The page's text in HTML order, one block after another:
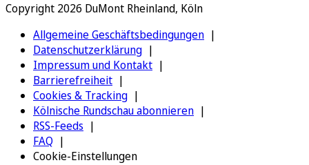
Copyright 2026 DuMont Rheinland, Köln
Allgemeine Geschäftsbedingungen
Datenschutzerklärung
Impressum und Kontakt
Barrierefreiheit
Cookies & Tracking
Kölnische Rundschau abonnieren
RSS-Feeds
FAQ
Cookie-Einstellungen